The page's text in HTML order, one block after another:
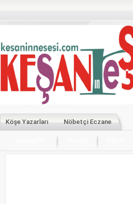
Köşe Yazarları Nöbetçi Eczane